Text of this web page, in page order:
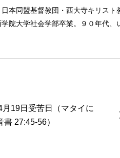
本同盟基督教団・西大寺キリスト
院大学社会学部卒業。９０年代、
月19日受苦日（マタイに
書 27:45-56）